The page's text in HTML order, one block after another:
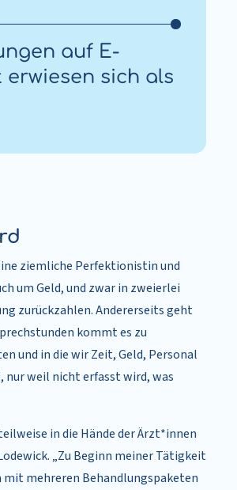
auf E-
sich als
ziemliche Perfektionistin und
um Geld, und zwar in zweierlei
zurückzahlen. Andererseits geht
kommt es zu
und in die wir Zeit, Geld, Personal
nur weil nicht erfasst wird, was
in die Hände der Ärzt*innen
„Zu Beginn meiner Tätigkeit
mehreren Behandlungspaketen